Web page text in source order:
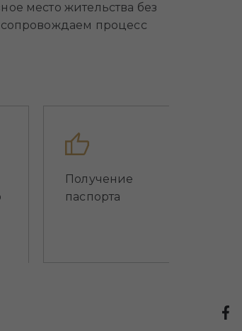
место жительства без
процесс
Получение
паспорта